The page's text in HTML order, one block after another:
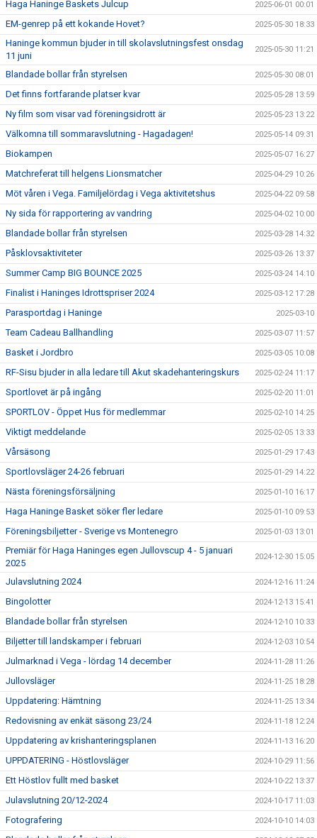
Haga Haninge Baskets Julcup 2025-06-01 00:01
EM-genrep på ett kokande Hovet? 2025-05-30 18:33
Haninge kommun bjuder in till skolavslutningsfest onsdag
11 juni
2025-05-30 11:21
Blandade bollar från styrelsen 2025-05-30 08:01
Det finns fortfarande platser kvar 2025-05-28 13:59
Ny film som visar vad föreningsidrott är 2025-05-23 13:22
Välkomna till sommaravslutning - Hagadagen! 2025-05-14 09:31
Biokampen 2025-05-07 16:27
Matchreferat till helgens Lionsmatcher 2025-04-29 10:26
Möt våren i Vega. Familjelördag i Vega aktivitetshus 2025-04-22 09:58
Ny sida för rapportering av vandring 2025-04-02 10:00
Blandade bollar från styrelsen 2025-03-28 14:32
Påsklovsaktiviteter 2025-03-26 13:37
Summer Camp BIG BOUNCE 2025 2025-03-24 14:10
Finalist i Haninges Idrottspriser 2024 2025-03-12 17:28
Parasportdag i Haninge 2025-03-10
Team Cadeau Ballhandling 2025-03-07 11:57
Basket i Jordbro 2025-03-05 10:08
RF-Sisu bjuder in alla ledare till Akut skadehanteringskurs 2025-02-24 11:17
Sportlovet är på ingång 2025-02-20 11:01
SPORTLOV - Öppet Hus för medlemmar 2025-02-10 14:25
Viktigt meddelande 2025-02-05 13:33
Vårsäsong 2025-01-29 17:43
Sportlovsläger 24-26 februari 2025-01-29 14:22
Nästa föreningsförsäljning 2025-01-10 16:17
Haga Haninge Basket söker fler ledare 2025-01-10 09:53
Föreningsbiljetter - Sverige vs Montenegro 2025-01-03 13:01
Premiär för Haga Haninges egen Jullovscup 4 - 5 januari
2025
2024-12-30 15:05
Julavslutning 2024 2024-12-16 11:24
Bingolotter 2024-12-13 15:41
Blandade bollar från styrelsen 2024-12-10 10:33
Biljetter till landskamper i februari 2024-12-03 10:54
Julmarknad i Vega - lördag 14 december 2024-11-28 11:26
Jullovsläger 2024-11-25 18:28
Uppdatering: Hämtning 2024-11-25 13:34
Redovisning av enkät säsong 23/24 2024-11-18 12:24
Uppdatering av krishanteringsplanen 2024-11-13 16:20
UPPDATERING - Höstlovsläger 2024-10-29 11:56
Ett Höstlov fullt med basket 2024-10-22 13:37
Julavslutning 20/12-2024 2024-10-17 11:03
Fotografering 2024-10-10 14:03